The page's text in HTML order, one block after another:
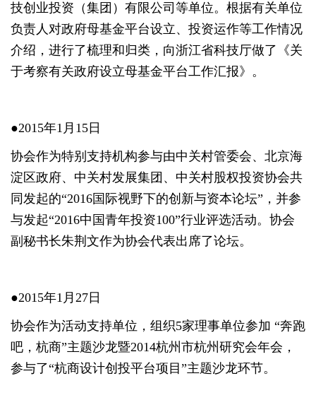
技创业投资（集团）有限公司等单位。根据有关单位
负责人对政府母基金平台设立、投资运作等工作情况
介绍，进行了梳理和归类，向浙江省科技厅做了《关
于考察有关政府设立母基金平台工作汇报》。
●2015年1月15日
协会作为特别支持机构参与由中关村管委会、北京海
淀区政府、中关村发展集团、中关村股权投资协会共
同发起的“2016国际视野下的创新与资本论坛”，并参
与发起“2016中国青年投资100”行业评选活动。协会
副秘书长朱荆文作为协会代表出席了论坛。
●2015年1月27日
协会作为活动支持单位，组织5家理事单位参加 “奔跑
吧，杭商”主题沙龙暨2014杭州市杭州研究会年会，
参与了“杭商设计创投平台项目”主题沙龙环节。